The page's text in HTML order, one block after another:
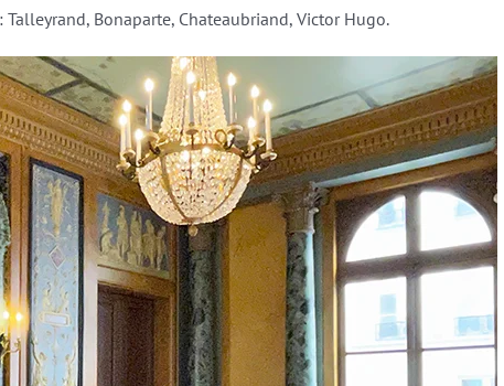
Talleyrand, Bonaparte, Chateaubriand, Victor Hugo.